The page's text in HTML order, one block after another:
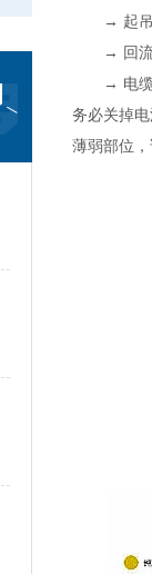
→ 起吊环
→ 回流
→ 电缆固
务必关掉
薄弱部位